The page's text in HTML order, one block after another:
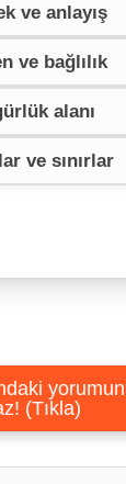
ve anlayış
ve bağlılık
alanı
ve sınırlar
(Tıkla)